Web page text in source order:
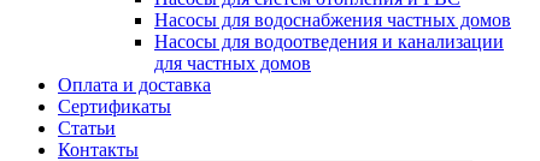
Насосы для водоснабжения частных домов
Насосы для водоотведения и канализации
для частных домов
Оплата и доставка
Сертификаты
Статьи
Контакты